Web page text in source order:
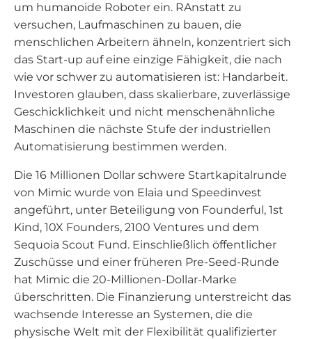
um humanoide Roboter ein. RAnstatt zu
versuchen, Laufmaschinen zu bauen, die
menschlichen Arbeitern ähneln, konzentriert sich
das Start-up auf eine einzige Fähigkeit, die nach
wie vor schwer zu automatisieren ist: Handarbeit.
Investoren glauben, dass skalierbare, zuverlässige
Geschicklichkeit und nicht menschenähnliche
Maschinen die nächste Stufe der industriellen
Automatisierung bestimmen werden.
Die 16 Millionen Dollar schwere Startkapitalrunde
von Mimic wurde von Elaia und Speedinvest
angeführt, unter Beteiligung von Founderful, 1st
Kind, 10X Founders, 2100 Ventures und dem
Sequoia Scout Fund. Einschließlich öffentlicher
Zuschüsse und einer früheren Pre-Seed-Runde
hat Mimic die 20-Millionen-Dollar-Marke
überschritten. Die Finanzierung unterstreicht das
wachsende Interesse an Systemen, die die
physische Welt mit der Flexibilität qualifizierter